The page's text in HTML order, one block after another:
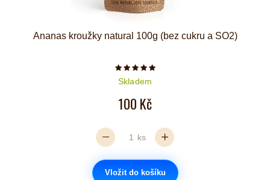
Ananas kroužky natural 100g (bez cukru a SO2)
Počet hvězdiček je 5 z 5
Skladem
100 Kč
ks
Vložit do košíku